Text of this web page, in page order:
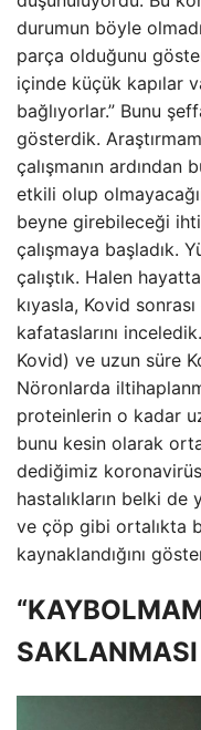
durumun böyle
parça olduğunu
içinde küçük kapılar
bağlıyorlar.” Bunu
gösterdik.
çalışmanın ardından
etkili olup
beyne girebileceği
çalışmaya başladık.
çalıştık. Halen
kıyasla, Kovid
kafataslarını
Kovid) ve uzun süre
Nöronlarda
proteinlerin o kadar
bunu kesin olarak
dediğimiz
hastalıkların belki
ve çöp gibi ortalıkta
kaynaklandığını
SAKLANMASI